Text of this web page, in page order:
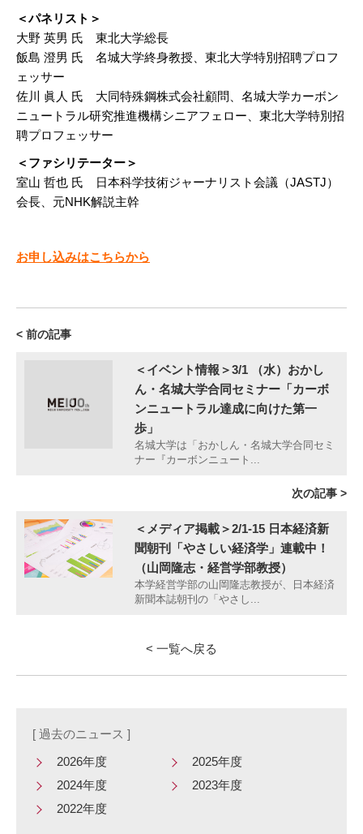
＜パネリスト＞
大野 英男 氏 東北大学総長
飯島 澄男 氏 名城大学終身教授、東北大学特別招聘プロフ
ェッサー
佐川 眞人 氏 大同特殊鋼株式会社顧問、名城大学カーボン
ニュートラル研究推進機構シニアフェロー、東北大学特別招
聘プロフェッサー
＜ファシリテーター＞
室山 哲也 氏 日本科学技術ジャーナリスト会議（JASTJ）
会長、元NHK解説主幹
お申し込みはこちらから
< 前の記事
＜イベント情報＞3/1 （水）おかし
ん・名城大学合同セミナー「カーボ
ンニュートラル達成に向けた第一
歩」
名城大学は「おかしん・名城大学合同セミ
ナー『カーボンニュート...
次の記事 >
＜メディア掲載＞2/1-15 日本経済新
聞朝刊「やさしい経済学」連載中！
（山岡隆志・経営学部教授）
本学経営学部の山岡隆志教授が、日本経済
新聞本誌朝刊の「やさし...
< 一覧へ戻る
[ 過去のニュース ]
2026年度
2025年度
2024年度
2023年度
2022年度